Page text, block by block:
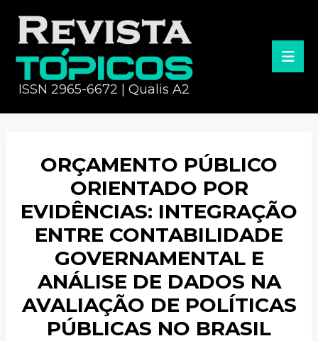
ISSN 2965-6672 | Qualis A2
ORÇAMENTO PÚBLICO
ORIENTADO POR
EVIDÊNCIAS: INTEGRAÇÃO
ENTRE CONTABILIDADE
GOVERNAMENTAL E
ANÁLISE DE DADOS NA
AVALIAÇÃO DE POLÍTICAS
PÚBLICAS NO BRASIL